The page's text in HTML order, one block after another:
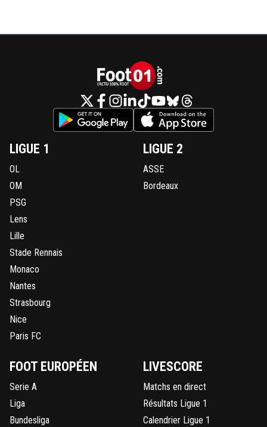
LIGUE 1
OL
OM
PSG
Lens
Lille
Stade Rennais
Monaco
Nantes
Strasbourg
Nice
Paris FC
LIGUE 2
ASSE
Bordeaux
FOOT EUROPÉEN
Serie A
Liga
Bundesliga
LIVESCORE
Matchs en direct
Résultats Ligue 1
Calendrier Ligue 1